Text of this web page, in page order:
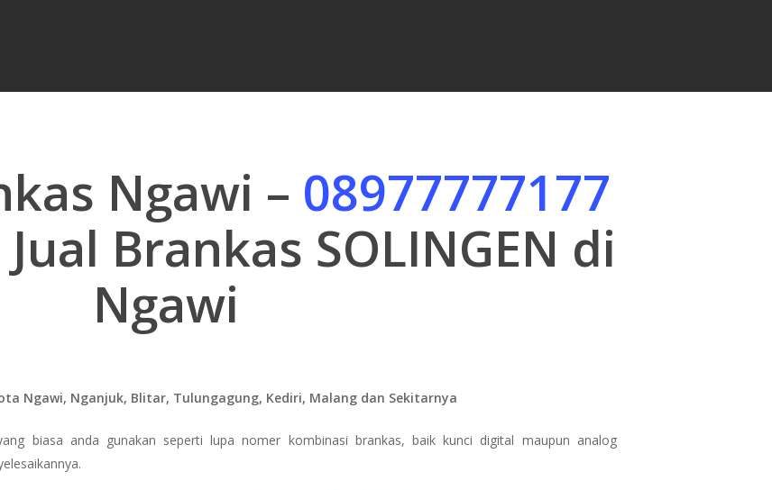
Ngawi – 08977777177
Brankas SOLINGEN di
Ngawi
Ngawi, Nganjuk, Blitar, Tulungagung, Kediri, Malang dan Sekitarnya
biasa anda gunakan seperti lupa nomer kombinasi brankas, baik kunci digital maupun analog